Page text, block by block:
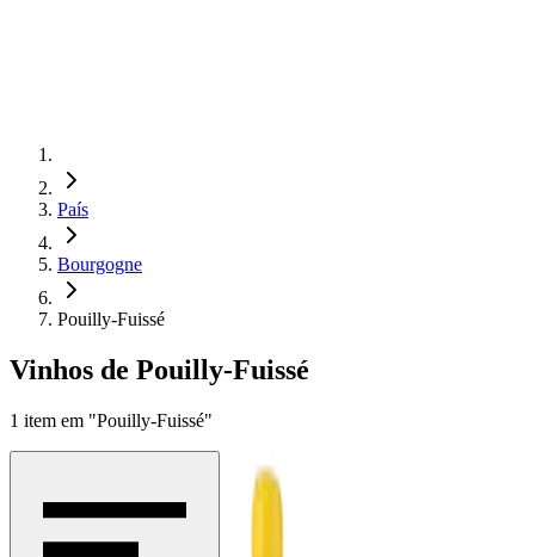
País
Bourgogne
Pouilly-Fuissé
Vinhos de Pouilly-Fuissé
1 item em "Pouilly-Fuissé"